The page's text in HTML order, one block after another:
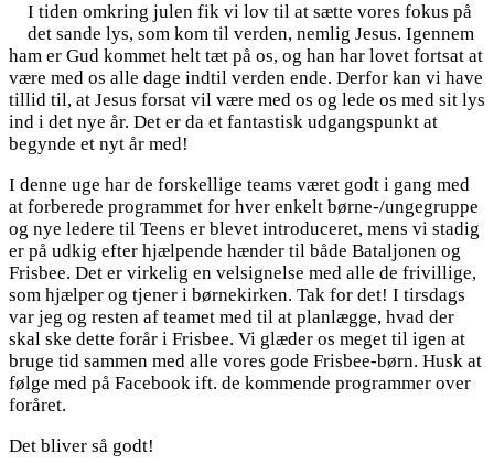
I tiden omkring julen fik vi lov til at sætte vores fokus på
det sande lys, som kom til verden, nemlig Jesus. Igennem
ham er Gud kommet helt tæt på os, og han har lovet fortsat at
være med os alle dage indtil verden ende. Derfor kan vi have
tillid til, at Jesus forsat vil være med os og lede os med sit lys
ind i det nye år. Det er da et fantastisk udgangspunkt at
begynde et nyt år med!
I denne uge har de forskellige teams været godt i gang med
at forberede programmet for hver enkelt børne-/ungegruppe
og nye ledere til Teens er blevet introduceret, mens vi stadig
er på udkig efter hjælpende hænder til både Bataljonen og
Frisbee. Det er virkelig en velsignelse med alle de frivillige,
som hjælper og tjener i børnekirken. Tak for det! I tirsdags
var jeg og resten af teamet med til at planlægge, hvad der
skal ske dette forår i Frisbee. Vi glæder os meget til igen at
bruge tid sammen med alle vores gode Frisbee-børn. Husk at
følge med på Facebook ift. de kommende programmer over
foråret.
Det bliver så godt!